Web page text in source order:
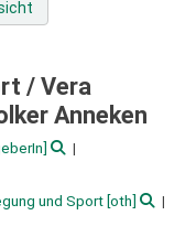
/ Vera
Anneken
und Sport [oth]